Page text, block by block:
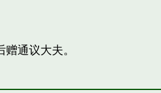
通议大夫。